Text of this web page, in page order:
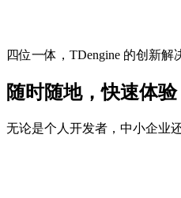
四位一体，TDengine 的创新解
随时随地，快速体验
无论是个人开发者，中小企业